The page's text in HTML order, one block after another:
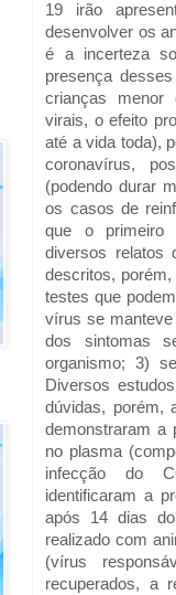
19 irão
desenvolver os
é a incerteza
presença
crianças menor
virais, o efeito
até a vida toda),
coronavírus,
(podendo durar
os casos de
que o primeiro
diversos relatos
descritos, porém,
testes que
vírus se
dos sintomas
organismo; 3)
Diversos
dúvidas, porém,
demonstraram a
no plasma
infecção do
identificaram a
após 14 dias
realizado com
(vírus
recuperados, a